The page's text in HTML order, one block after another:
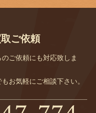
ご依頼
ご依頼にも対応致しま
お気軽にご相談下さい。